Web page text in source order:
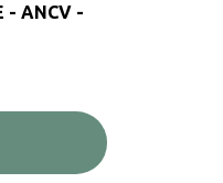
- ANCV -